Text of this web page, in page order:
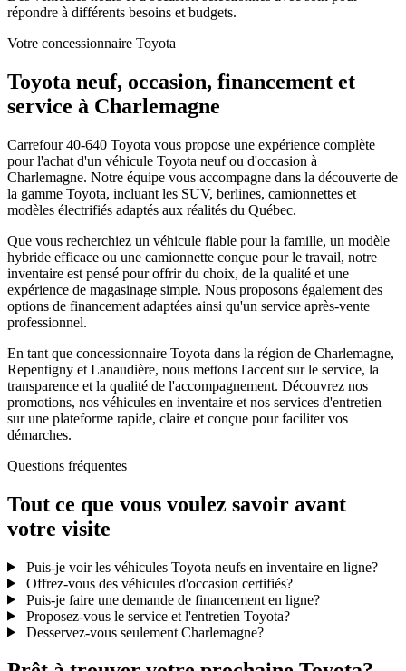
répondre à différents besoins et budgets.
Votre concessionnaire Toyota
Toyota neuf, occasion, financement et
service à Charlemagne
Carrefour 40-640 Toyota vous propose une expérience complète
pour l'achat d'un véhicule Toyota neuf ou d'occasion à
Charlemagne. Notre équipe vous accompagne dans la découverte de
la gamme Toyota, incluant les SUV, berlines, camionnettes et
modèles électrifiés adaptés aux réalités du Québec.
Que vous recherchiez un véhicule fiable pour la famille, un modèle
hybride efficace ou une camionnette conçue pour le travail, notre
inventaire est pensé pour offrir du choix, de la qualité et une
expérience de magasinage simple. Nous proposons également des
options de financement adaptées ainsi qu'un service après-vente
professionnel.
En tant que concessionnaire Toyota dans la région de Charlemagne,
Repentigny et Lanaudière, nous mettons l'accent sur le service, la
transparence et la qualité de l'accompagnement. Découvrez nos
promotions, nos véhicules en inventaire et nos services d'entretien
sur une plateforme rapide, claire et conçue pour faciliter vos
démarches.
Questions fréquentes
Tout ce que vous voulez savoir avant
votre visite
Puis-je voir les véhicules Toyota neufs en inventaire en ligne?
Offrez-vous des véhicules d'occasion certifiés?
Puis-je faire une demande de financement en ligne?
Proposez-vous le service et l'entretien Toyota?
Desservez-vous seulement Charlemagne?